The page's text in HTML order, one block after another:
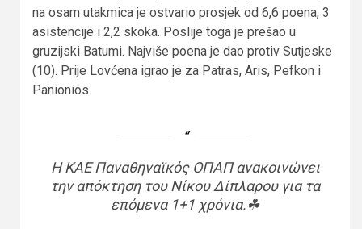
na osam utakmica je ostvario prosjek od 6,6 poena, 3
asistencije i 2,2 skoka. Poslije toga je prešao u
gruzijski Batumi. Najviše poena je dao protiv Sutjeske
(10). Prije Lovćena igrao je za Patras, Aris, Pefkon i
Panionios.
Η ΚΑΕ Παναθηναϊκός ΟΠΑΠ ανακοινώνει
την απόκτηση του Νίκου Δίπλαρου για τα
επόμενα 1+1 χρόνια.​☘​